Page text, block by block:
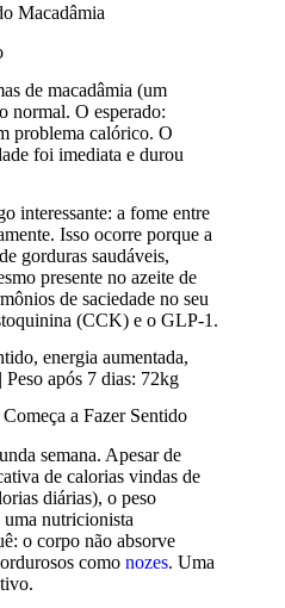
Macadâmia
de macadâmia (um
normal. O esperado:
problema calórico. O
foi imediata e durou
interessante: a fome entre
Isso ocorre porque a
gorduras saudáveis,
presente no azeite de
de saciedade no seu
(CCK) e o GLP-1.
energia aumentada,
após 7 dias: 72kg
a Fazer Sentido
semana. Apesar de
de calorias vindas de
diárias), o peso
uma nutricionista
o corpo não absorve
como nozes. Uma